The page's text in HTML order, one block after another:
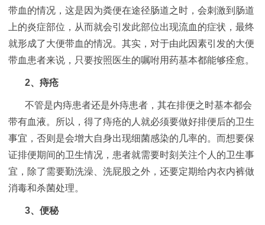
带血的情况，这是因为粪便在途径肠道之时，会刺激到肠道
上的炎症部位，从而就会引发此部位出现流血的症状，最终
就形成了大便带血的情况。其实，对于由此因素引发的大便
带血患者来说，只要按照医生的嘱咐用药基本都能够痊愈。
2、痔疮
不管是内痔患者还是外痔患者，其在排便之时基本都会
带有血液。所以，得了痔疮的人就必须要做好排便后的卫生
事宜，否则是会增大自身出现细菌感染的几率的。而想要保
证排便期间的卫生情况，患者就需要时刻关注个人的卫生事
宜，除了需要勤洗澡、洗屁股之外，还要定期给内衣内裤做
消毒和杀菌处理。
3、便秘